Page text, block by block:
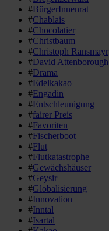
#BürgerInnenrat
#Chablais
#Chocolatier
#Christbaum
#Christoph Ransmayr
#David Attenborough
#Drama
#Edelkakao
#Engadin
#Entschleunigung
#fairer Preis
#Favoriten
#Fischerboot
#Flut
#Flutkatastrophe
#Gewächshäuser
#Geysir
#Globalisierung
#Innovation
#Inntal
#Isartal